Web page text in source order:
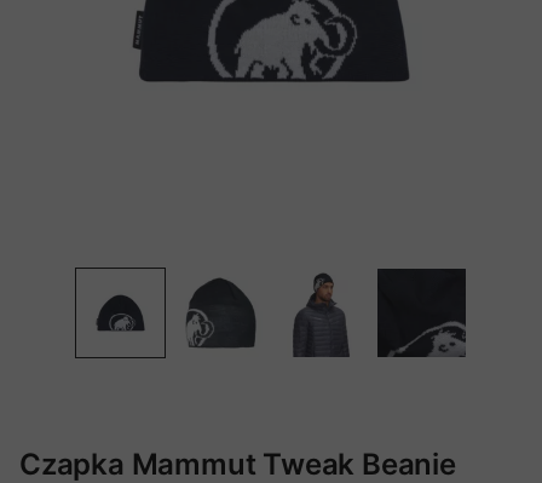
Czapka Mammut Tweak Beanie